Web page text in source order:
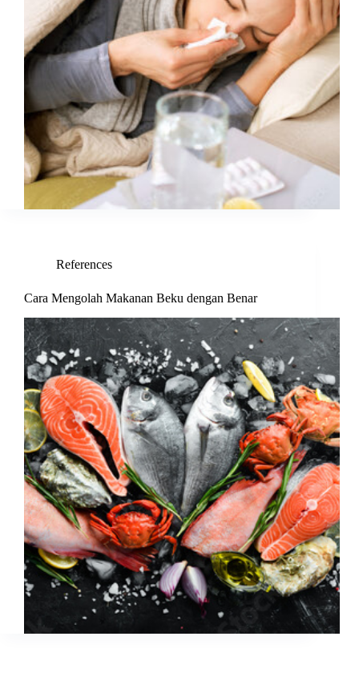
References
Cara Mengolah Makanan Beku dengan Benar